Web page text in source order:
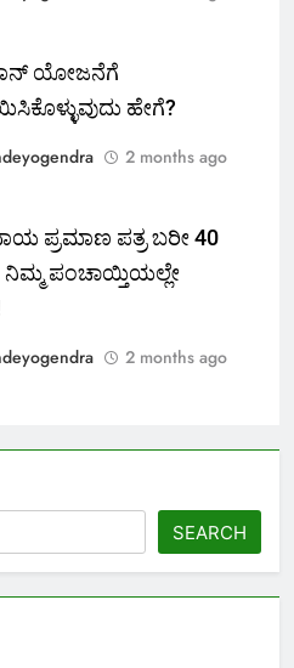
ಯೋಜನೆಗೆ
ಹೇಗೆ?
2 months ago
ಪ್ರಮಾಣ ಪತ್ರ ಬರೀ 40
ಪಂಚಾಯ್ತಿಯಲ್ಲೇ
2 months ago
SEARCH